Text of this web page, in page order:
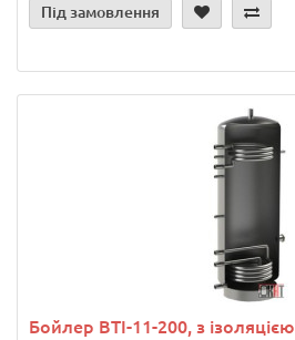
Під замовлення
Бойлер ВТІ-11-200, з ізоляцією